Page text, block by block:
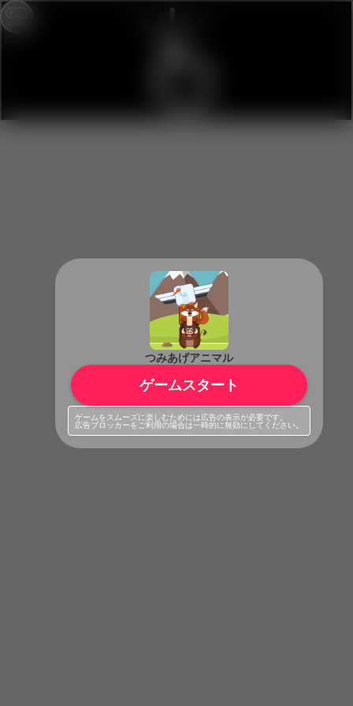
つみあげアニマル
ゲームスタート
ゲームをスムーズに楽しむためには広告の表示が必要です。
広告ブロッカーをご利用の場合は一時的に無効にしてください。